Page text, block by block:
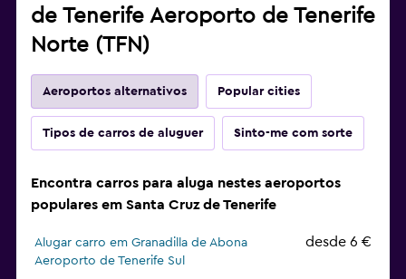
de Tenerife Aeroporto de Tenerife
Norte (TFN)
Aeroportos alternativos Popular cities
Tipos de carros de aluguer Sinto-me com sorte
Encontra carros para aluga nestes aeroportos
populares em Santa Cruz de Tenerife
Alugar carro em Granadilla de Abona
Aeroporto de Tenerife Sul
desde 6 €